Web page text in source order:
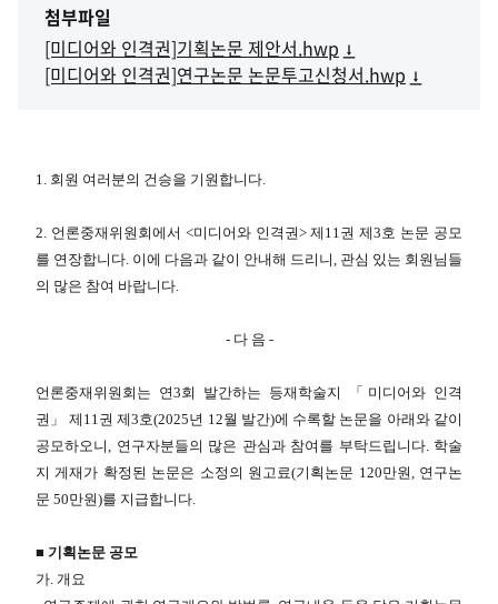
첨부파일
[미디어와 인격권]기획논문 제안서.hwp
[미디어와 인격권]연구논문 논문투고신청서.hwp
1. 회원 여러분의 건승을 기원합니다.
2. 언론중재위원회에서 <미디어와 인격권> 제11권 제3호 논문 공모
를 연장합니다. 이에 다음과 같이 안내해 드리니, 관심 있는 회원님들
의 많은 참여 바랍니다.
- 다 음 -
언론중재위원회는 연3회 발간하는 등재학술지 「미디어와 인격
권」 제11권 제3호(2025년 12월 발간)에 수록할 논문을 아래와 같이
공모하오니, 연구자분들의 많은 관심과 참여를 부탁드립니다. 학술
지 게재가 확정된 논문은 소정의 원고료(기획논문 120만원, 연구논
문 50만원)를 지급합니다.
■ 기획논문 공모
가. 개요